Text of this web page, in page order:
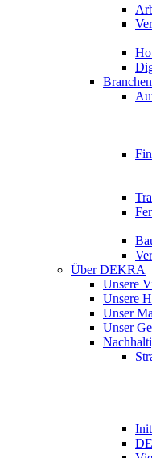
Branchen
Über DEKRA
Unsere
Unsere
Unser
Unser